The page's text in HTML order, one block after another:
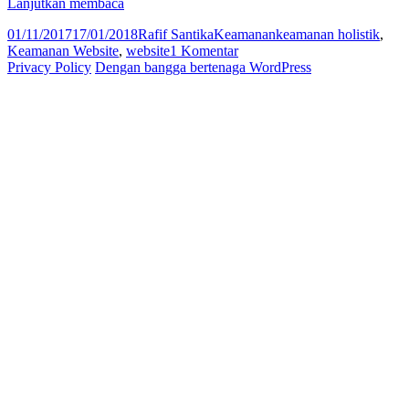
Holistik
Diposkan
pada
01/11/201717/01/2018Penulis
Rafif SantikaKategori
KeamananTag
keamanan holistik,
Keamanan Website, website1 Komentarpada
Pendekatan
Privacy Policy Dengan bangga bertenaga WordPress